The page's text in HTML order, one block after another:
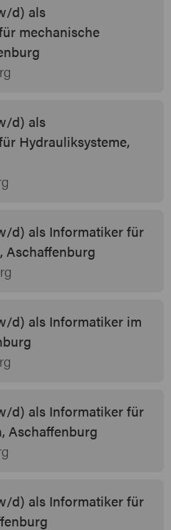
d) als
mechanische
d) als
Hydrauliksysteme,
d) als Informatiker für
Aschaffenburg
d) als Informatiker im
d) als Informatiker für
Aschaffenburg
d) als Informatiker für